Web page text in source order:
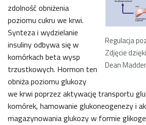
Regulacja
Zdjęcie
Dean
zdolność obniżenia
poziomu cukru we krwi.
Synteza i wydzielanie
insuliny odbywa się w
komórkach beta wysp
trzustkowych. Hormon ten
obniża poziomu glukozy
we krwi poprzez aktywację transportu
komórek, hamowanie glukoneogenezy i
magazynowania glukozy w formie